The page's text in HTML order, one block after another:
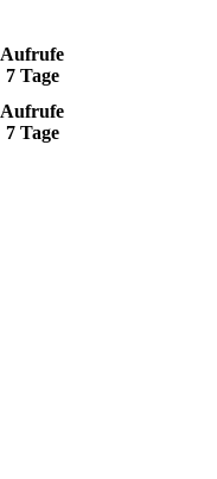
Aufrufe
7 Tage
Aufrufe
7 Tage